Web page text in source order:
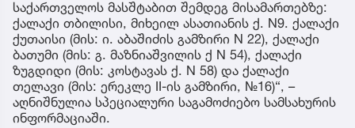
საქართველოს მასშტაბით შემდეგ მისამართებზე:
ქალაქი თბილისი, მიხეილ ასათიანის ქ. N9. ქალაქი
ქუთაისი (მის: ი. აბაშიძის გამზირი N 22), ქალაქი
ბათუმი (მის: გ. მაზნიაშვილის ქ N 54), ქალაქი
ზუგდიდი (მის: კოსტავას ქ. N 58) და ქალაქი
თელავი (მის: ერეკლე II-ის გამზირი, №16)“, –
აღნიშნულია სპეციალური საგამოძიებო სამსახურის
ინფორმაციაში.